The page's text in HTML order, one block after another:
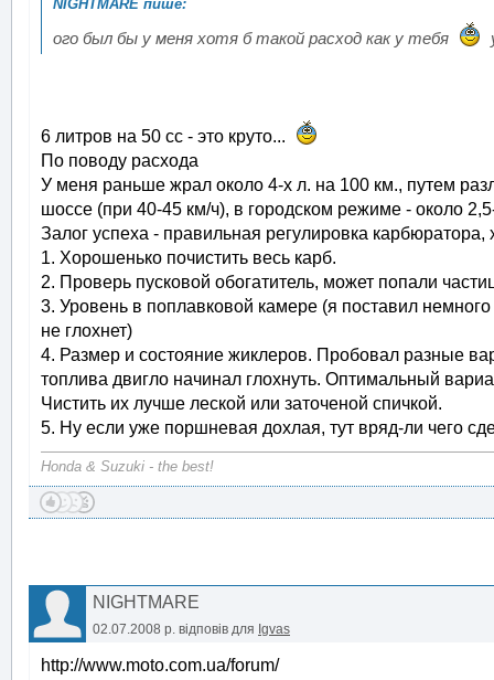
ого был бы у меня хотя б такой расход как у тебя
6 литров на 50 сс - это круто...
По поводу расхода
У меня раньше жрал около 4-х л. на 100 км., путем
шоссе (при 40-45 км/ч), в городском режиме - около
Залог успеха - правильная регулировка карбюратора,
1. Хорошенько почистить весь карб.
2. Проверь пусковой обогатитель, может попали
3. Уровень в поплавковой камере (я поставил
не глохнет)
4. Размер и состояние жиклеров. Пробовал разные
топлива двигло начинал глохнуть. Оптимальный
Чистить их лучше леской или заточеной спичкой.
5. Ну если уже поршневая дохлая, тут вряд-ли чего
Honda & Suzuki - the best!
NIGHTMARE
02.07.2008 р. відповів для Igvas
http://www.moto.com.ua/forum/